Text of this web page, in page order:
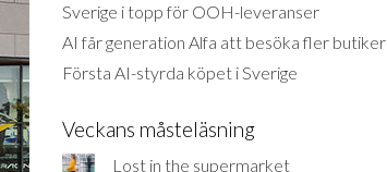
Sverige i topp för OOH-leveranser
AI får generation Alfa att besöka fler butiker
Första AI-styrda köpet i Sverige
Veckans måsteläsning
Lost in the supermarket